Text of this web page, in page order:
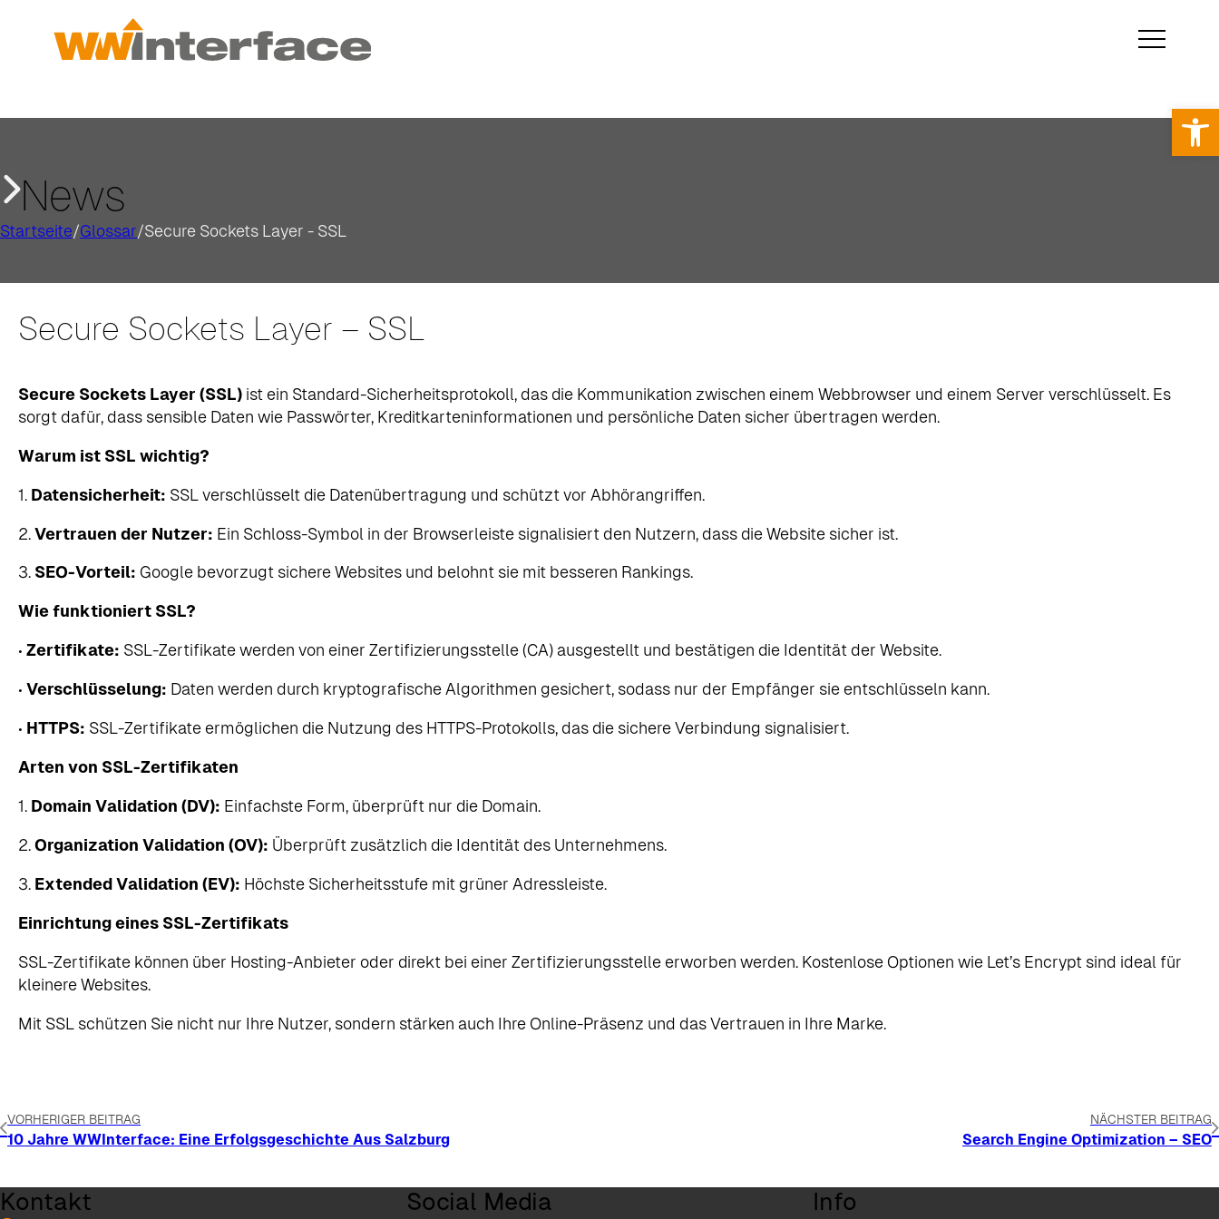
News
Startseite/Glossar/Secure Sockets Layer - SSL
Secure Sockets Layer – SSL
Secure Sockets Layer (SSL)ist ein Standard-Sicherheitsprotokoll, das die Kommunikation zwischen einem Webbrowser und einem Server verschlüsselt. Es
sorgt dafür, dass sensible Daten wie Passwörter, Kreditkarteninformationen und persönliche Daten sicher übertragen werden.
Warum ist SSL wichtig?
1. Datensicherheit: SSL verschlüsselt die Datenübertragung und schützt vor Abhörangriffen.
2.Vertrauen der Nutzer: Ein Schloss-Symbol in der Browserleiste signalisiert den Nutzern, dass die Website sicher ist.
3. SEO-Vorteil: Google bevorzugt sichere Websites und belohnt sie mit besseren Rankings.
Wie funktioniert SSL?
• Zertifikate: SSL-Zertifikate werden von einer Zertifizierungsstelle (CA) ausgestellt und bestätigen die Identität der Website.
• Verschlüsselung: Daten werden durch kryptografische Algorithmen gesichert, sodass nur der Empfänger sie entschlüsseln kann.
• HTTPS: SSL-Zertifikate ermöglichen die Nutzung des HTTPS-Protokolls, das die sichere Verbindung signalisiert.
Arten von SSL-Zertifikaten
1. Domain Validation (DV): Einfachste Form, überprüft nur die Domain.
2.Organization Validation (OV): Überprüft zusätzlich die Identität des Unternehmens.
3. Extended Validation (EV): Höchste Sicherheitsstufe mit grüner Adressleiste.
Einrichtung eines SSL-Zertifikats
SSL-Zertifikate können über Hosting-Anbieter oder direkt bei einer Zertifizierungsstelle erworben werden. Kostenlose Optionen wie Let’s Encrypt sind ideal für
kleinere Websites.
Mit SSL schützen Sie nicht nur Ihre Nutzer, sondern stärken auch Ihre Online-Präsenz und das Vertrauen in Ihre Marke.
VORHERIGER BEITRAG
10 Jahre WWInterface: Eine Erfolgsgeschichte Aus Salzburg
NÄCHSTER BEITRAG
Search Engine Optimization – SEO
Kontakt Social Media Info